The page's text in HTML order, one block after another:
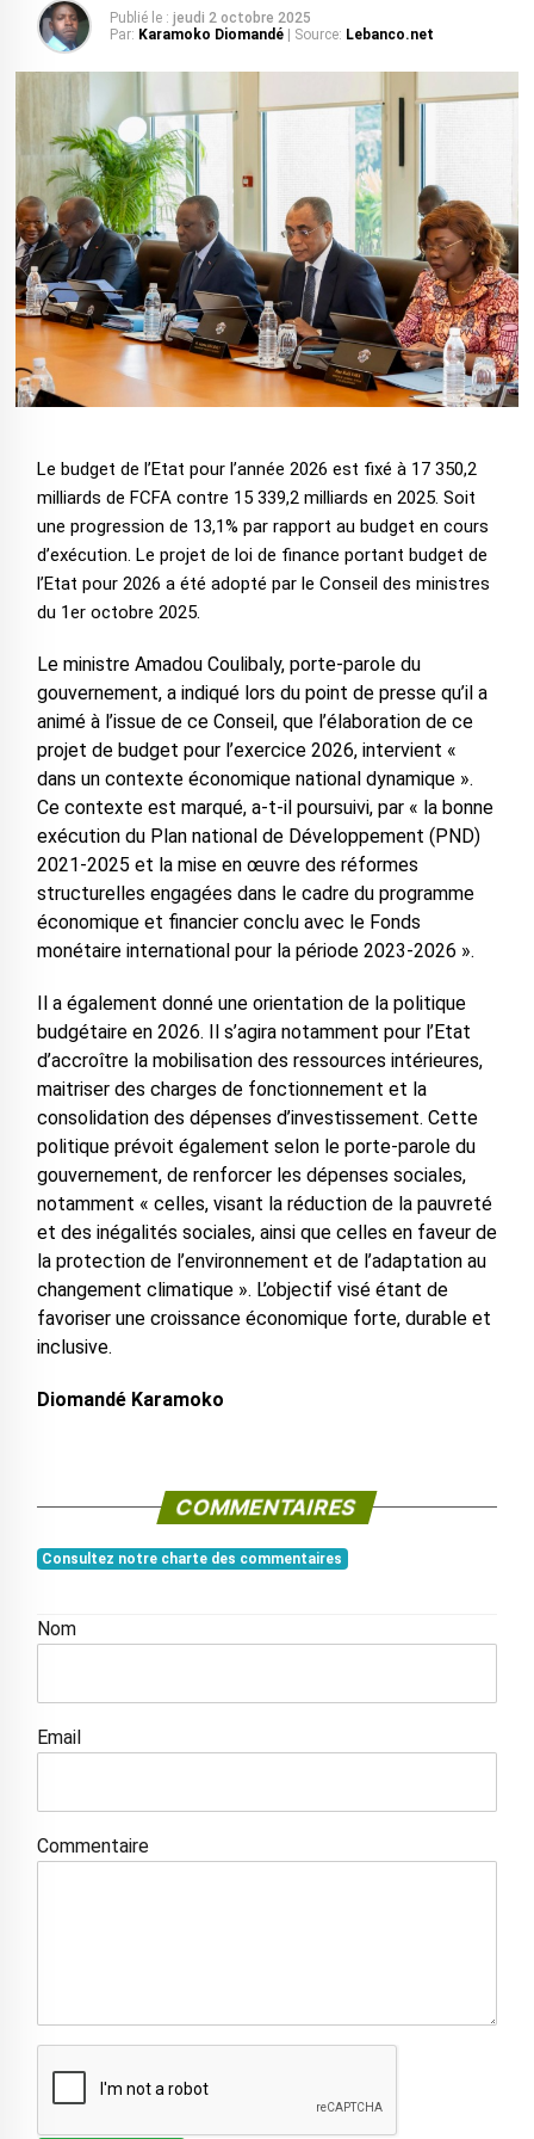
Publié le : jeudi 2 octobre 2025
Par: Karamoko Diomandé | Source: Lebanco.net
Le budget de l’Etat pour l’année 2026 est fixé à 17 350,2
milliards de FCFA contre 15 339,2 milliards en 2025. Soit
une progression de 13,1% par rapport au budget en cours
d’exécution. Le projet de loi de finance portant budget de
l’Etat pour 2026 a été adopté par le Conseil des ministres
du 1er octobre 2025.
Le ministre Amadou Coulibaly, porte-parole du
gouvernement, a indiqué lors du point de presse qu’il a
animé à l’issue de ce Conseil, que l’élaboration de ce
projet de budget pour l’exercice 2026, intervient «
dans un contexte économique national dynamique ».
Ce contexte est marqué, a-t-il poursuivi, par « la bonne
exécution du Plan national de Développement (PND)
2021-2025 et la mise en œuvre des réformes
structurelles engagées dans le cadre du programme
économique et financier conclu avec le Fonds
monétaire international pour la période 2023-2026 ».
Il a également donné une orientation de la politique
budgétaire en 2026. Il s’agira notamment pour l’Etat
d’accroître la mobilisation des ressources intérieures,
maitriser des charges de fonctionnement et la
consolidation des dépenses d’investissement. Cette
politique prévoit également selon le porte-parole du
gouvernement, de renforcer les dépenses sociales,
notamment « celles, visant la réduction de la pauvreté
et des inégalités sociales, ainsi que celles en faveur de
la protection de l’environnement et de l’adaptation au
changement climatique ». L’objectif visé étant de
favoriser une croissance économique forte, durable et
inclusive.
Diomandé Karamoko
COMMENTAIRES
Consultez notre charte des commentaires
Nom
Email
Commentaire